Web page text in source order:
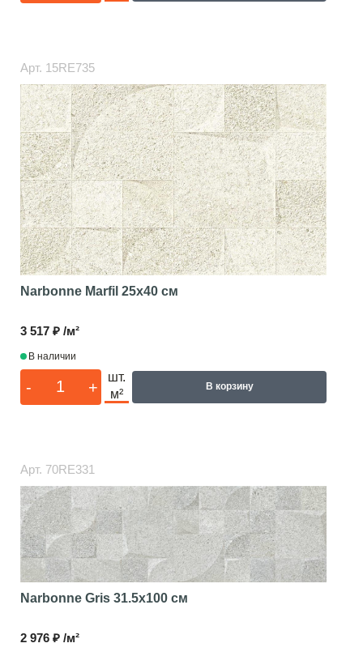
Арт. 15RE735
Narbonne Marfil 25x40 см
3 517 ₽ /м²
В наличии
- +
шт.
м²
В корзину
Арт. 70RE331
Narbonne Gris 31.5x100 см
2 976 ₽ /м²